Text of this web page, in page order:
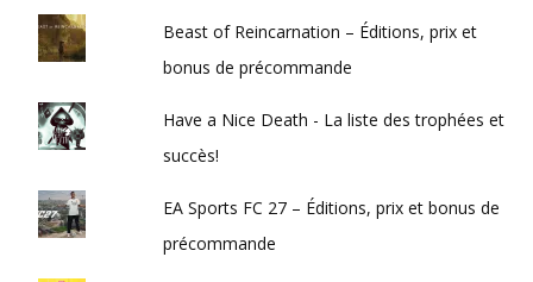
Beast of Reincarnation – Éditions, prix et
bonus de précommande
Have a Nice Death - La liste des trophées et
succès!
EA Sports FC 27 – Éditions, prix et bonus de
précommande